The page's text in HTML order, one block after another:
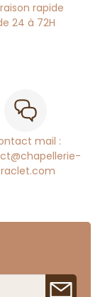
rapide
24 à 72H
mail :